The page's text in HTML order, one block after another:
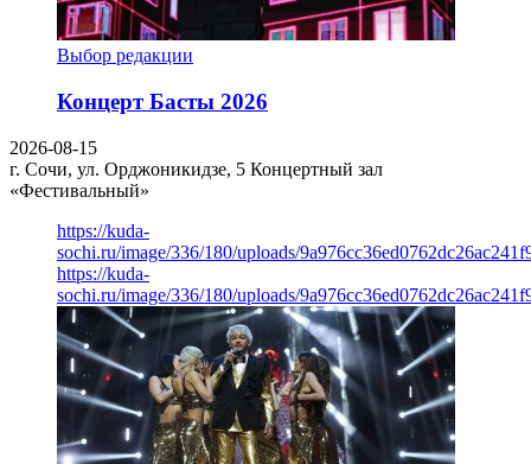
Выбор редакции
Концерт Басты 2026
2026-08-15
г. Сочи, ул. Орджоникидзе, 5 Концертный зал
«Фестивальный»
https://kuda-
sochi.ru/image/336/180/uploads/
https://kuda-
sochi.ru/image/336/180/uploads/